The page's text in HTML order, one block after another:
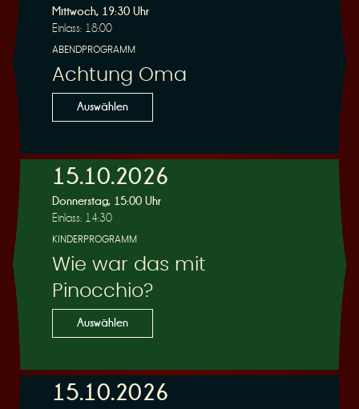
Mittwoch, 19:30 Uhr
Einlass: 18:00
ABENDPROGRAMM
Achtung Oma
Auswählen
15.10.2026
Donnerstag, 15:00 Uhr
Einlass: 14:30
KINDERPROGRAMM
Wie war das mit
Pinocchio?
Auswählen
15.10.2026